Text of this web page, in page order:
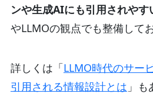
ンや生成AIにも引用されやす
やLLMOの観点でも整備して
詳しくは「LLMO時代のサー
引用される情報設計とは 」